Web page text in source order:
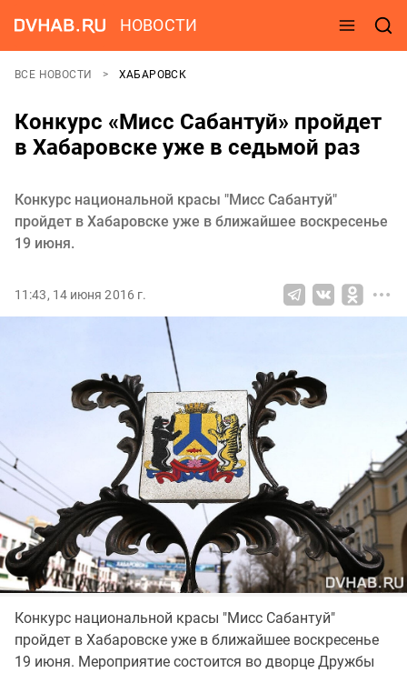
НОВОСТИ
ВСЕ НОВОСТИ ХАБАРОВСК
Конкурс «Мисс Сабантуй» пройдет
в Хабаровске уже в седьмой раз
Конкурс национальной красы "Мисс Сабантуй"
пройдет в Хабаровске уже в ближайшее воскресенье
19 июня.
11:43, 14 июня 2016 г.
Конкурс национальной красы "Мисс Сабантуй"
пройдет в Хабаровске уже в ближайшее воскресенье
19 июня. Мероприятие состоится во дворце Дружбы